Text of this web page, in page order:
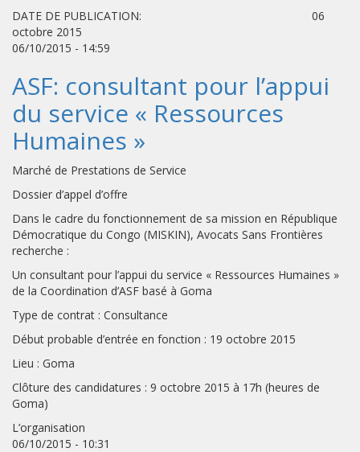
DATE DE PUBLICATION: 06
octobre 2015
06/10/2015 - 14:59
ASF: consultant pour l’appui
du service « Ressources
Humaines »
Marché de Prestations de Service
Dossier d’appel d’offre
Dans le cadre du fonctionnement de sa mission en République
Démocratique du Congo (MISKIN), Avocats Sans Frontières
recherche :
Un consultant pour l’appui du service « Ressources Humaines »
de la Coordination d’ASF basé à Goma
Type de contrat : Consultance
Début probable d’entrée en fonction : 19 octobre 2015
Lieu : Goma
Clôture des candidatures : 9 octobre 2015 à 17h (heures de
Goma)
L’organisation
06/10/2015 - 10:31